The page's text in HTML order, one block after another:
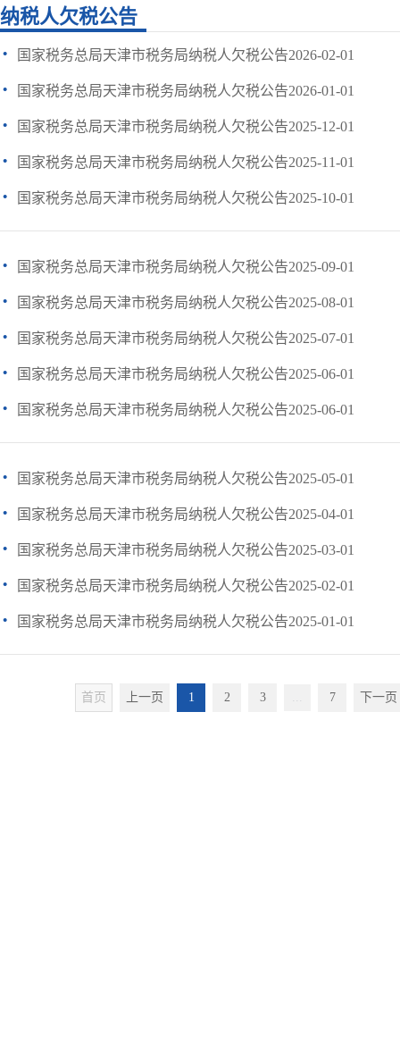
纳税人欠税公告
· 国家税务总局天津市税务局纳税人欠税公告2026-02-01
· 国家税务总局天津市税务局纳税人欠税公告2026-01-01
· 国家税务总局天津市税务局纳税人欠税公告2025-12-01
· 国家税务总局天津市税务局纳税人欠税公告2025-11-01
· 国家税务总局天津市税务局纳税人欠税公告2025-10-01
· 国家税务总局天津市税务局纳税人欠税公告2025-09-01
· 国家税务总局天津市税务局纳税人欠税公告2025-08-01
· 国家税务总局天津市税务局纳税人欠税公告2025-07-01
· 国家税务总局天津市税务局纳税人欠税公告2025-06-01
· 国家税务总局天津市税务局纳税人欠税公告2025-06-01
· 国家税务总局天津市税务局纳税人欠税公告2025-05-01
· 国家税务总局天津市税务局纳税人欠税公告2025-04-01
· 国家税务总局天津市税务局纳税人欠税公告2025-03-01
· 国家税务总局天津市税务局纳税人欠税公告2025-02-01
· 国家税务总局天津市税务局纳税人欠税公告2025-01-01
首页 上一页 1 2 3 ... 7 下一页